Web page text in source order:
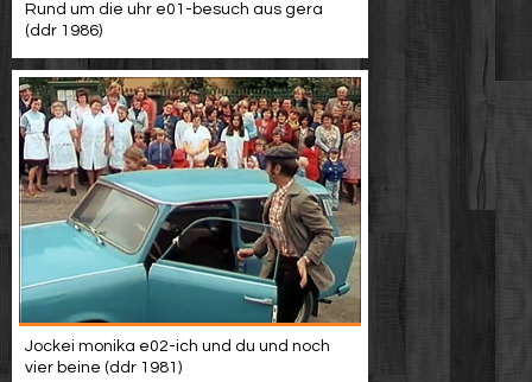
Rund um die uhr e01-besuch aus gera
(ddr 1986)
Jockei monika e02-ich und du und noch
vier beine (ddr 1981)